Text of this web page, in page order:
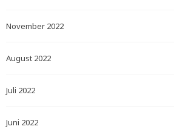
November 2022
August 2022
Juli 2022
Juni 2022